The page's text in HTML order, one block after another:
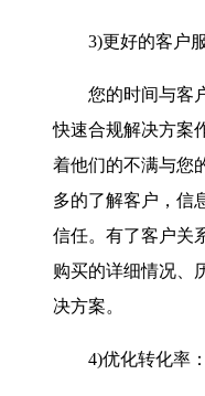
3)更好的客户服
您的时间与客户
快速合规解决方案
着他们的不满与您
多的了解客户，信
信任。有了客户关
购买的详细情况、
决方案。
4)优化转化率：